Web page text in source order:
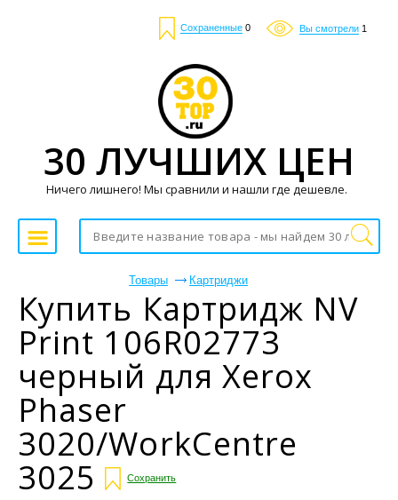
Сохраненные 0 Вы смотрели 1
Товары Картриджи
Купить Картридж NV
Print 106R02773
черный для Xerox
Phaser
3020/WorkCentre
3025 Сохранить
30 ЛУЧШИХ ЦЕН
Ничего лишнего! Мы сравнили и нашли где дешевле.